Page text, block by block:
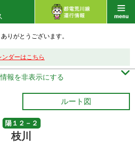
りがとうございます。
ダーはこちら
報を非表示にする 
ルート図
陽１２－２
枝川